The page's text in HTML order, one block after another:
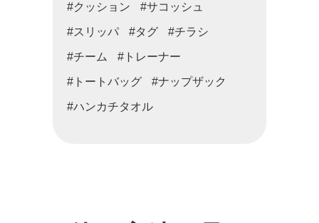
#クッション #サコッシュ
#スリッパ #タグ #チラシ
#チーム #トレーナー
#トートバッグ #ナップザック
#ハンカチタオル